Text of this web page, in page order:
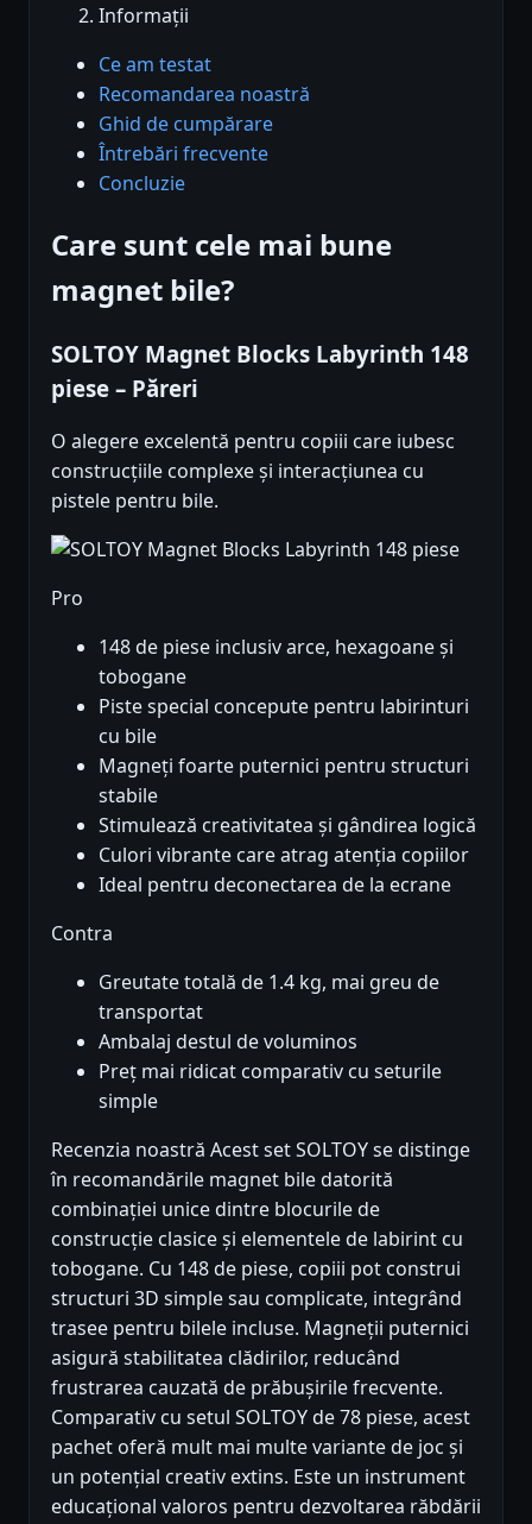
Informații
Ce am testat
Recomandarea noastră
Ghid de cumpărare
Întrebări frecvente
Concluzie
Care sunt cele mai bune
magnet bile?
SOLTOY Magnet Blocks Labyrinth 148
piese – Păreri
O alegere excelentă pentru copiii care iubesc
construcțiile complexe și interacțiunea cu
pistele pentru bile.
Pro
148 de piese inclusiv arce, hexagoane și
tobogane
Piste special concepute pentru labirinturi
cu bile
Magneți foarte puternici pentru structuri
stabile
Stimulează creativitatea și gândirea logică
Culori vibrante care atrag atenția copiilor
Ideal pentru deconectarea de la ecrane
Contra
Greutate totală de 1.4 kg, mai greu de
transportat
Ambalaj destul de voluminos
Preț mai ridicat comparativ cu seturile
simple
Recenzia noastră Acest set SOLTOY se distinge
în recomandările magnet bile datorită
combinației unice dintre blocurile de
construcție clasice și elementele de labirint cu
tobogane. Cu 148 de piese, copiii pot construi
structuri 3D simple sau complicate, integrând
trasee pentru bilele incluse. Magneții puternici
asigură stabilitatea clădirilor, reducând
frustrarea cauzată de prăbușirile frecvente.
Comparativ cu setul SOLTOY de 78 piese, acest
pachet oferă mult mai multe variante de joc și
un potențial creativ extins. Este un instrument
educațional valoros pentru dezvoltarea răbdării